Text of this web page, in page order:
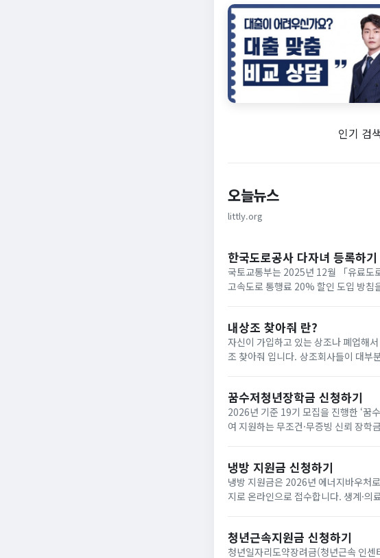
인기 검
오늘뉴스
littly.org
한국도로공사 다자녀 등록하기
국토교통부는 2025년 12월 「유료도
고속도로 통행료 20% 할인 도입 방침
내상조 찾아줘 란?
자신이 가입하고 있는 상조나 폐업해
조 찾아줘 입니다. 상조회사들이 대부분 영세하여 폐업하는 사례가 속출하고 있는데 아래와 같은 사이트에서 조회하면
꿈수저청년장학금 신청하기
2026년 기준 19기 모집을 진행한 ‘꿈
여 지원하는 무조건·무증빙 신뢰 장
냉방 지원금 신청하기
냉방 지원금은 2026년 에너지바우처
지로 온라인으로 접수합니다. 생계·의
청년근속지원금 신청하기
청년일자리도약장려금(청년근속 인